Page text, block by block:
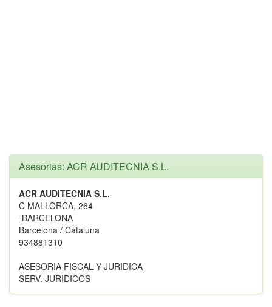
Asesorias: ACR AUDITECNIA S.L.
ACR AUDITECNIA S.L.
C MALLORCA, 264
-BARCELONA
Barcelona / Cataluna
934881310
ASESORIA FISCAL Y JURIDICA
SERV. JURIDICOS